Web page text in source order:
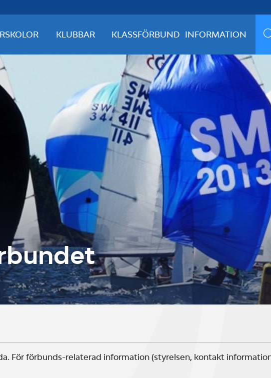
KLUBBAR KLASSFÖRBUND INFORMATION
För förbunds-relaterad information (styrelsen, kontakt